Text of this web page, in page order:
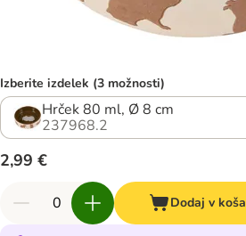
Izberite izdelek (3 možnosti)
Hrček 80 ml, Ø 8 cm
237968.2
2,99 €
Dodaj v